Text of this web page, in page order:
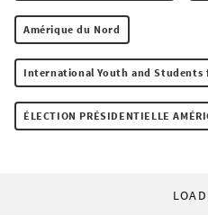
Amérique du Nord
International Youth and Students
ÉLECTION PRÉSIDENTIELLE